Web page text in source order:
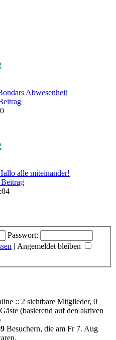
Abwesenheit
alle miteinander!
Passwort:
| Angemeldet bleiben
:: 2 sichtbare Mitglieder, 0
(basierend auf den aktiven
Besuchern, die am Fr 7. Aug